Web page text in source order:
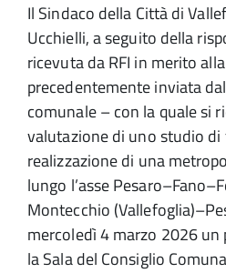
Il Sindaco della Città di
Ucchielli, a seguito della
ricevuta da RFI in merito
precedentemente inviata
comunale – con la quale si
valutazione di uno studio
realizzazione di una
lungo l’asse
Montecchio
mercoledì 4 marzo 2026
la Sala del Consiglio